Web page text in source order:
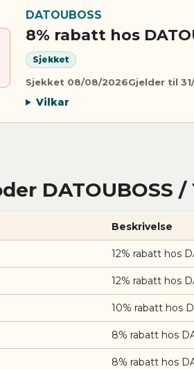
DATOUBOSS
8% rabatt hos
Sjekket
Sjekket 08/08/2026Gjelder til
Vilkar
DATOUBOSS
Beskrivelse
12% rabatt hos
12% rabatt hos
10% rabatt hos
8% rabatt hos
8% rabatt hos